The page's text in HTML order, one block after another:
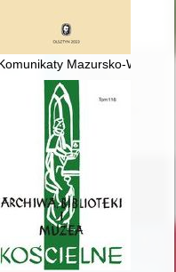
kurlandzkiego patrioty do
Mazursko-